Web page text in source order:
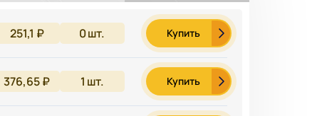
251,1 ₽ 0шт. Купить
376,65 ₽ 1 шт. Купить